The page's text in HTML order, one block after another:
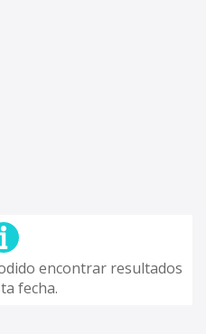
encontrar resultados
fecha.